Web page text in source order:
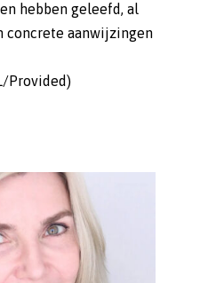
hebben geleefd, al
concrete aanwijzingen
Provided)